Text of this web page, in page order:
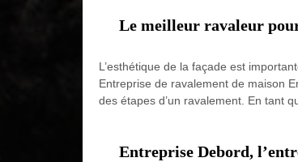
Le meilleur ravaleur
L’esthétique de la façade est
Entreprise de ravalement de maison
des étapes d’un ravalement. En tant
Entreprise Debord,